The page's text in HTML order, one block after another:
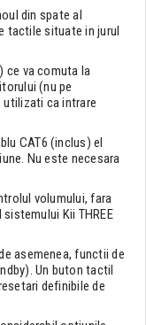
din spate al
tactile situate in jurul
ce va comuta la
(nu pe
utilizati ca intrare
CAT6 (inclus) el
Nu este necesara
volumului, fara
Kii THREE
asemenea, functii de
Un buton tactil
definibile de